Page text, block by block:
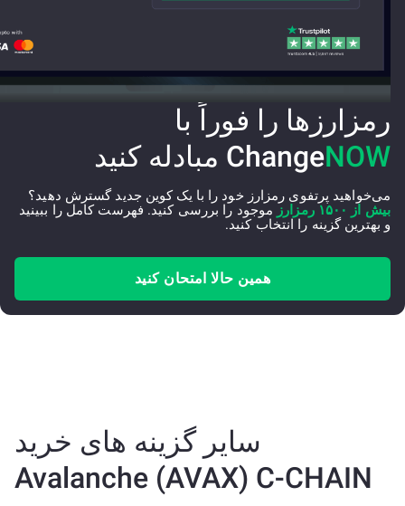
رمزارزها را فوراً با
ChangeNOW مبادله کنید
می‌خواهید پرتفوی رمزارز خود را با یک کوین جدید گسترش دهید؟
بیش از ۱۵۰۰ رمزارز
موجود را بررسی کنید. فهرست کامل را ببینید
و بهترین گزینه را انتخاب کنید.
همین حالا امتحان کنید
سایر گزینه های خرید
Avalanche (AVAX) C-CHAIN